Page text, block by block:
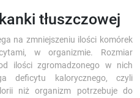
tłuszczowej
na zmniejszeniu ilości komórek
w organizmie. Rozmiar
ilości zgromadzonego w nich
deficytu kalorycznego, czyli
niż organizm potrzebuje do